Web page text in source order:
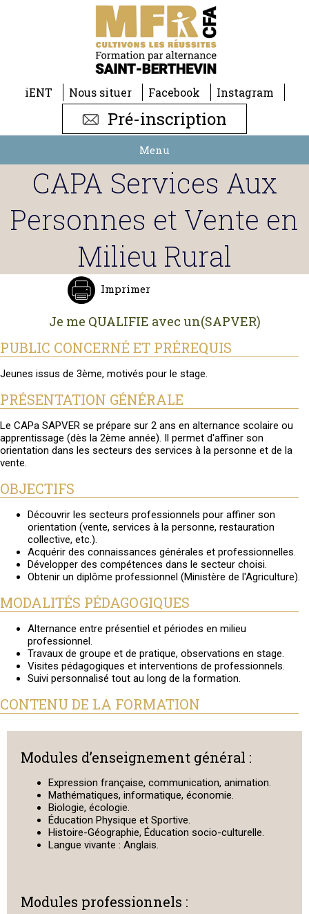
iENT Nous situer Facebook Instagram
Pré-inscription
Menu
CAPA Services Aux
Personnes et Vente en
Milieu Rural
Imprimer
Je me QUALIFIE avec un(SAPVER)
PUBLIC CONCERNÉ ET PRÉREQUIS
Jeunes issus de 3ème, motivés pour le stage.
PRÉSENTATION GÉNÉRALE
Le CAPa SAPVER se prépare sur 2 ans en alternance scolaire ou
apprentissage (dès la 2ème année). Il permet d'affiner son
orientation dans les secteurs des services à la personne et de la
vente.
OBJECTIFS
Découvrir les secteurs professionnels pour affiner son
orientation (vente, services à la personne, restauration
collective, etc.).
Acquérir des connaissances générales et professionnelles.
Développer des compétences dans le secteur choisi.
Obtenir un diplôme professionnel (Ministère de l'Agriculture).
MODALITÉS PÉDAGOGIQUES
Alternance entre présentiel et périodes en milieu
professionnel.
Travaux de groupe et de pratique, observations en stage.
Visites pédagogiques et interventions de professionnels.
Suivi personnalisé tout au long de la formation.
CONTENU DE LA FORMATION
Modules d’enseignement général :
Expression française, communication, animation.
Mathématiques, informatique, économie.
Biologie, écologie.
Éducation Physique et Sportive.
Histoire-Géographie, Éducation socio-culturelle.
Langue vivante : Anglais.
Modules professionnels :